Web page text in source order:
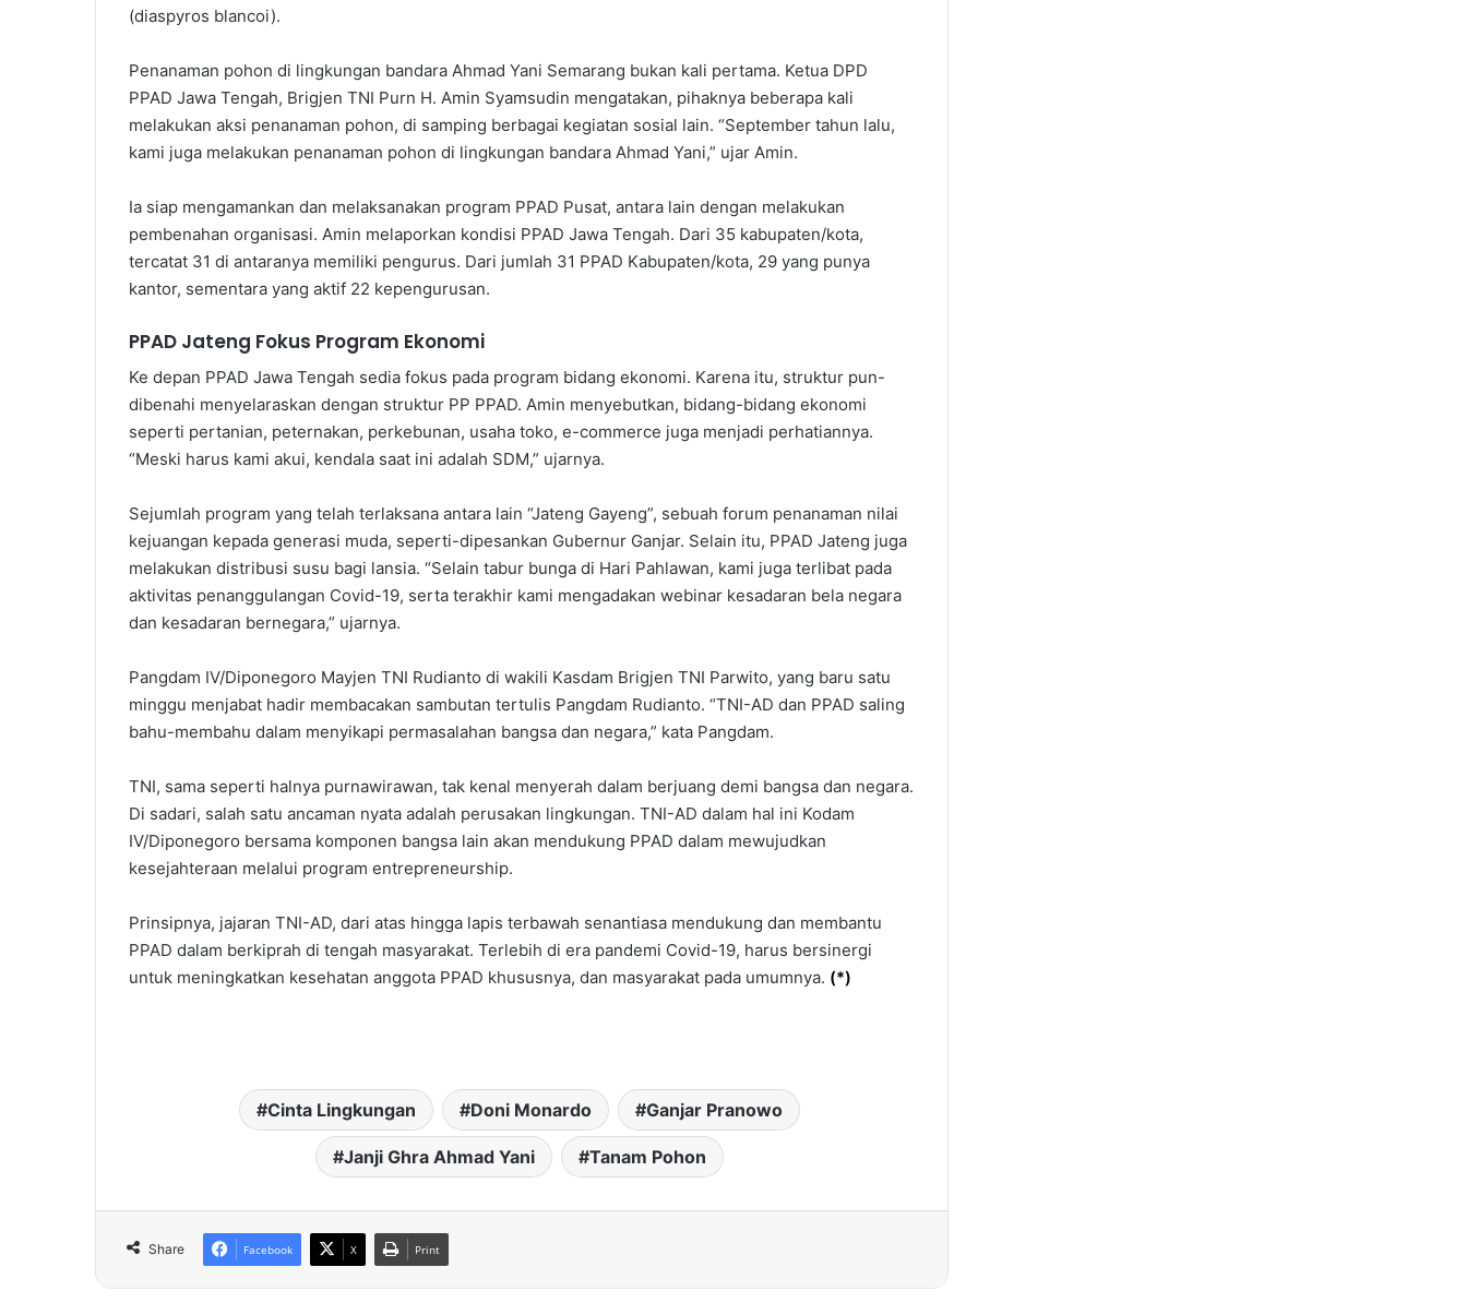
(diaspyros blancoi).
Penanaman pohon di lingkungan bandara Ahmad Yani Semarang bukan kali pertama. Ketua DPD
PPAD Jawa Tengah, Brigjen TNI Purn H. Amin Syamsudin mengatakan, pihaknya beberapa kali
melakukan aksi penanaman pohon, di samping berbagai kegiatan sosial lain. “September tahun lalu,
kami juga melakukan penanaman pohon di lingkungan bandara Ahmad Yani,” ujar Amin.
Ia siap mengamankan dan melaksanakan program PPAD Pusat, antara lain dengan melakukan
pembenahan organisasi. Amin melaporkan kondisi PPAD Jawa Tengah. Dari 35 kabupaten/kota,
tercatat 31 di antaranya memiliki pengurus. Dari jumlah 31 PPAD Kabupaten/kota, 29 yang punya
kantor, sementara yang aktif 22 kepengurusan.
PPAD Jateng Fokus Program Ekonomi
Ke depan PPAD Jawa Tengah sedia fokus pada program bidang ekonomi. Karena itu, struktur pun-
dibenahi menyelaraskan dengan struktur PP PPAD. Amin menyebutkan, bidang-bidang ekonomi
seperti pertanian, peternakan, perkebunan, usaha toko, e-commerce juga menjadi perhatiannya.
“Meski harus kami akui, kendala saat ini adalah SDM,” ujarnya.
Sejumlah program yang telah terlaksana antara lain “Jateng Gayeng”, sebuah forum penanaman nilai
kejuangan kepada generasi muda, seperti-dipesankan Gubernur Ganjar. Selain itu, PPAD Jateng juga
melakukan distribusi susu bagi lansia. “Selain tabur bunga di Hari Pahlawan, kami juga terlibat pada
aktivitas penanggulangan Covid-19, serta terakhir kami mengadakan webinar kesadaran bela negara
dan kesadaran bernegara,” ujarnya.
Pangdam IV/Diponegoro Mayjen TNI Rudianto di wakili Kasdam Brigjen TNI Parwito, yang baru satu
minggu menjabat hadir membacakan sambutan tertulis Pangdam Rudianto. “TNI-AD dan PPAD saling
bahu-membahu dalam menyikapi permasalahan bangsa dan negara,” kata Pangdam.
TNI, sama seperti halnya purnawirawan, tak kenal menyerah dalam berjuang demi bangsa dan negara.
Di sadari, salah satu ancaman nyata adalah perusakan lingkungan. TNI-AD dalam hal ini Kodam
IV/Diponegoro bersama komponen bangsa lain akan mendukung PPAD dalam mewujudkan
kesejahteraan melalui program entrepreneurship.
Prinsipnya, jajaran TNI-AD, dari atas hingga lapis terbawah senantiasa mendukung dan membantu
PPAD dalam berkiprah di tengah masyarakat. Terlebih di era pandemi Covid-19, harus bersinergi
untuk meningkatkan kesehatan anggota PPAD khususnya, dan masyarakat pada umumnya. (*)
Cinta Lingkungan Doni Monardo Ganjar Pranowo
Janji Ghra Ahmad Yani Tanam Pohon
Share Facebook X Print